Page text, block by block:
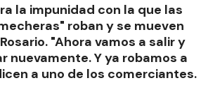
la impunidad con la que las
roban y se mueven
"Ahora vamos a salir y
nuevamente. Y ya robamos a
a uno de los comerciantes.